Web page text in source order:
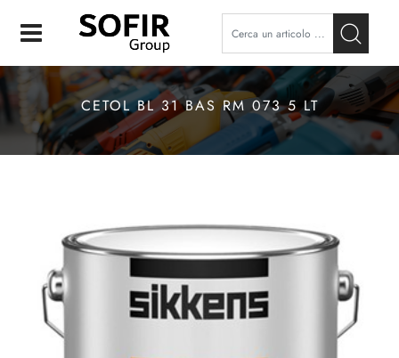
CETOL BL 31 BAS RM 073 5 LT